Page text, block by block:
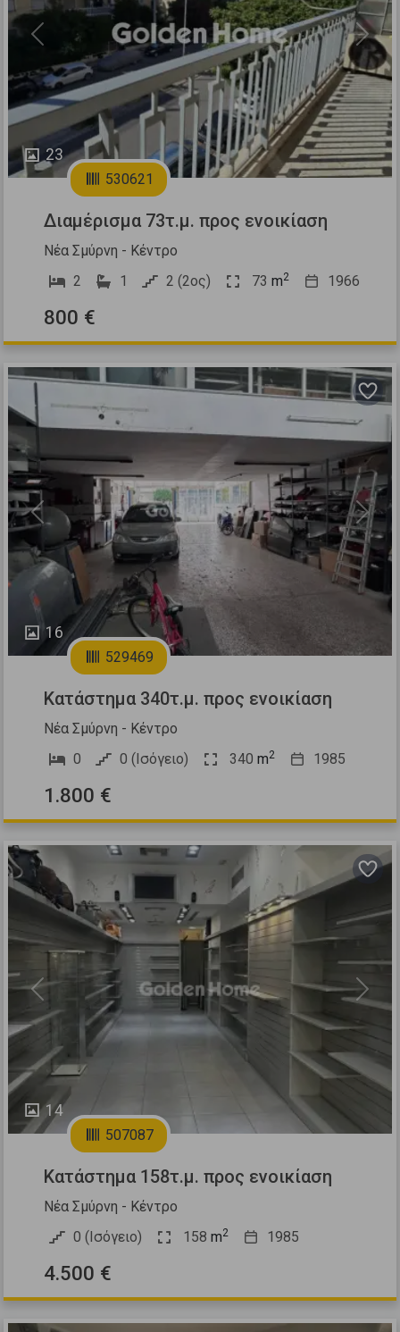
23
Previous Next
530621
Διαμέρισμα 73τ.μ. προς ενοικίαση
Νέα Σμύρνη - Κέντρο
2
1 2 (2ος) 73 m2 1966
800 €
16
Previous Next
529469
Κατάστημα 340τ.μ. προς ενοικίαση
Νέα Σμύρνη - Κέντρο
0
0 (Ισόγειο) 340 m2 1985
1.800 €
14
Previous Next
507087
Κατάστημα 158τ.μ. προς ενοικίαση
Νέα Σμύρνη - Κέντρο
0 (Ισόγειο)
158 m2 1985
4.500 €